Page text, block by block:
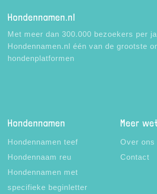
Hondennamen.nl
Met meer dan 300.000 bezoekers per
Hondennamen.nl één van de grootste
hondenplatformen
Hondennamen
Hondennamen teef
Hondennaam reu
Hondennamen met
specifieke beginletter
Meer
Over ons
Contact